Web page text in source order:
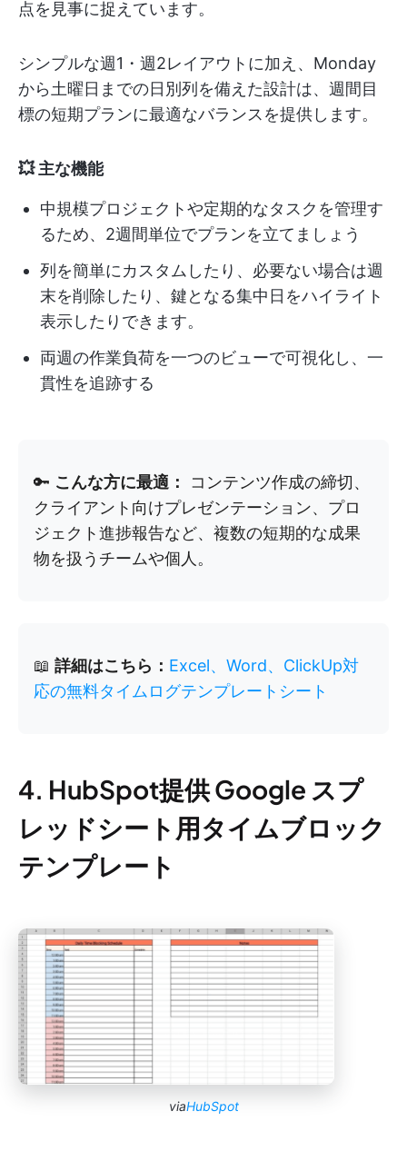
点を見事に捉えています。
シンプルな週1・週2レイアウトに加え、Monday
から土曜日までの日別列を備えた設計は、週間目
標の短期プランに最適なバランスを提供します。
💥 主な機能
中規模プロジェクトや定期的なタスクを管理す
るため、2週間単位でプランを立てましょう
列を簡単にカスタムしたり、必要ない場合は週
末を削除したり、鍵となる集中日をハイライト
表示したりできます。
両週の作業負荷を一つのビューで可視化し、一
貫性を追跡する
🔑 こんな方に最適：
コンテンツ作成の締切、
クライアント向けプレゼンテーション、プロ
ジェクト進捗報告など、複数の短期的な成果
物を扱うチームや個人。
📖 詳細はこちら： Excel、Word、ClickUp対
応の無料タイムログテンプレートシート
4. HubSpot提供 Google スプ
レッドシート用タイムブロック
テンプレート
viaHubSpot